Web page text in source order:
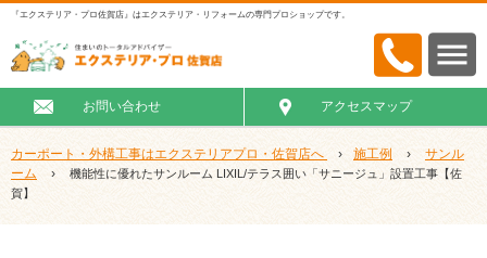
『エクステリア・プロ佐賀店』はエクステリア・リフォームの専門プロショップです。
お問い合わせ アクセスマップ
カーポート・外構工事はエクステリアプロ・佐賀店へ › 施工例 ›
サンル
ーム
›
機能性に優れたサンルーム LIXIL/テラス囲い「サニージュ」設置工事【佐
賀】